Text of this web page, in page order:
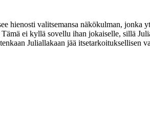
hienosti valitsemansa näkökulman, jonka
ei kyllä sovellu ihan jokaiselle, sillä
Juliallakaan jää itsetarkoituksellisen